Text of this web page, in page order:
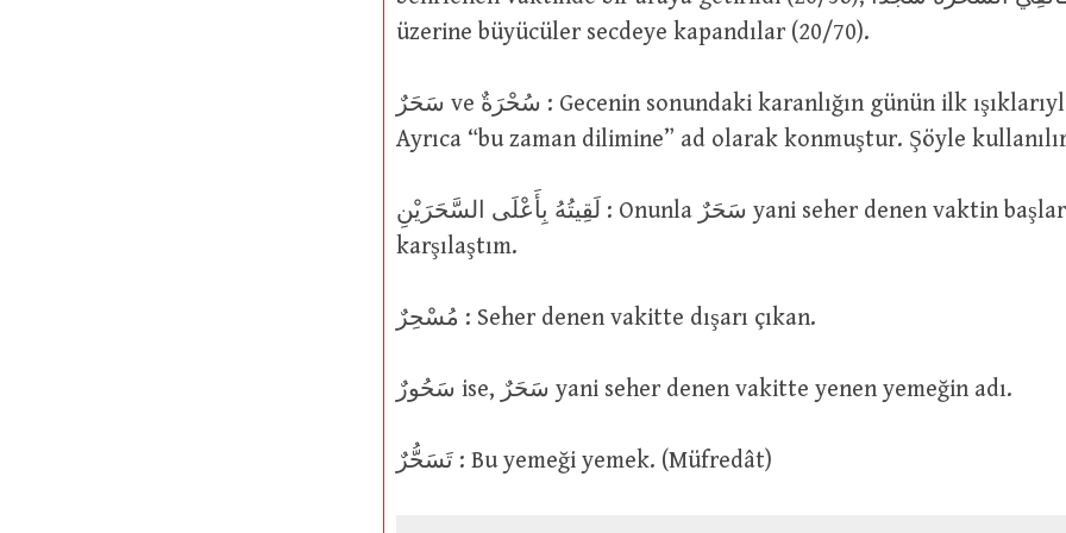
üzerine büyücüler secdeye kapandılar (20/70).
سَحَرٌ ve سُحْرَةٌ : Gecenin sonundaki karanlığın günün ilk ışıklarıyla karışması.
Ayrıca “bu zaman dilimine” ad olarak konmuştur. Şöyle
لَقِيتُهُ بِأَعْلَى السَّحَرَيْنِ : Onunla سَحَرٌ yani seher denen vaktin başlarında
karşılaştım.
مُسْحِرٌ : Seher denen vakitte dışarı çıkan.
سَحُورٌ ise, سَحَرٌ yani seher denen vakitte yenen yemeğin adı.
تَسَحُّرٌ : Bu yemeği yemek. (Müfredât)